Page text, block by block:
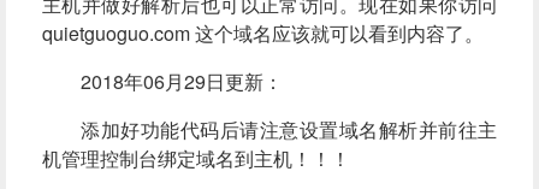
quietguoguo.com这个域名应该就可以看到内容了。
2018年06月29日更新：
添加好功能代码后请注意设置域名解析并前往主
机管理控制台绑定域名到主机！！！